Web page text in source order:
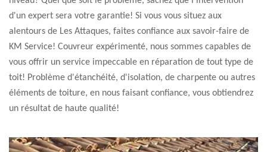
d'un expert sera votre garantie! Si vous vous situez aux
alentours de Les Attaques, faites confiance aux savoir-faire de
KM Service! Couvreur expérimenté, nous sommes capables de
vous offrir un service impeccable en réparation de tout type de
toit! Problème d'étanchéité, d'isolation, de charpente ou autres
éléments de toiture, en nous faisant confiance, vous obtiendrez
un résultat de haute qualité!